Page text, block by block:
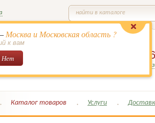
Москва и Московская область ?
к вам
Нет
найти в каталоге
и поваров!
649-
Заказать обратный
Каталог товаров Услуги